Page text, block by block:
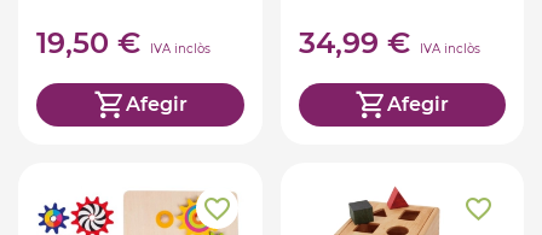
19,50 € IVA inclòs
Afegir
34,99 € IVA inclòs
Afegir